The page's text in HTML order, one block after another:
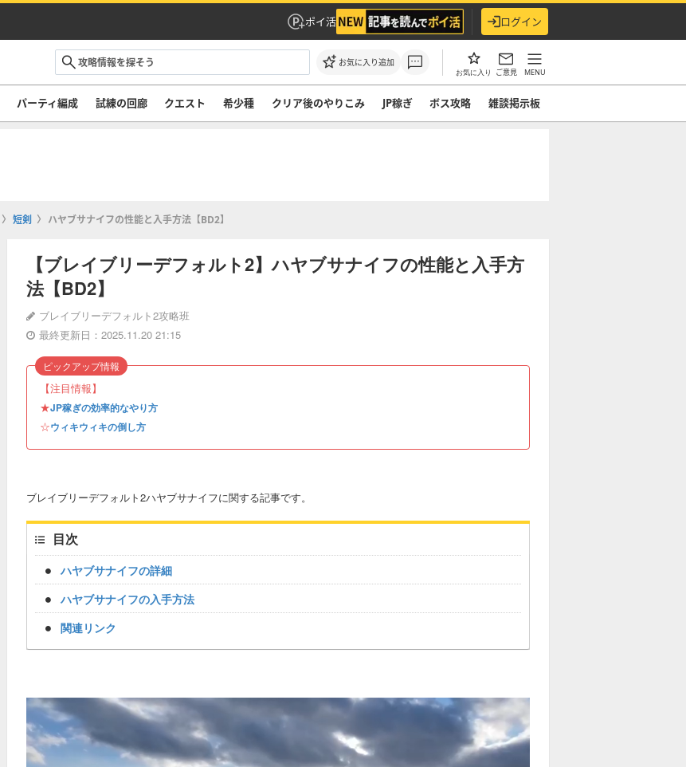
ポイ活 ログイン
お気に入り追加
お気に入り ご意見 MENU
パーティ編成 試練の回廊 クエスト 希少種 クリア後のやりこみ JP稼ぎ ボス攻略 雑談掲示板
短剣 ハヤブサナイフの性能と入手方法【BD2】
【ブレイブリーデフォルト2】ハヤブサナイフの性能と入手方
法【BD2】
ブレイブリーデフォルト2攻略班
最終更新日：2025.11.20 21:15
【注目情報】
★JP稼ぎの効率的なやり方
☆ウィキウィキの倒し方
ピックアップ情報
ブレイブリーデフォルト2ハヤブサナイフに関する記事です。
目次
ハヤブサナイフの詳細
ハヤブサナイフの入手方法
関連リンク